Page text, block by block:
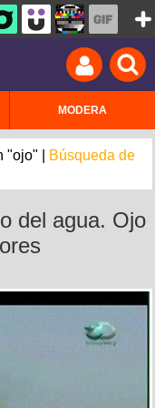
MODERA
"ojo" |
Búsqueda de
del agua. Ojo